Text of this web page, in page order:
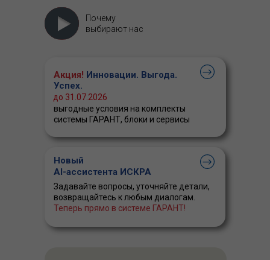
Почему
выбирают нас
Акция! Инновации. Выгода.
Успех.
выгодные условия на комплекты
системы ГАРАНТ, блоки и сервисы
до 31.07.2026
Новый
AI-ассистента ИСКРА
Задавайте вопросы, уточняйте детали,
возвращайтесь к любым диалогам.
Теперь прямо в системе ГАРАНТ!